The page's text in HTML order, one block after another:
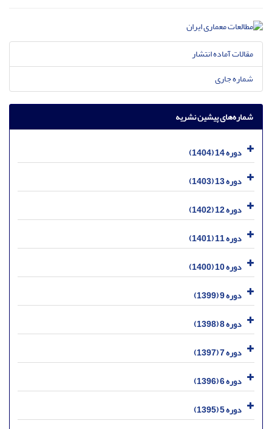
مقالات آماده انتشار
شماره جاری
شماره‌های پیشین نشریه
دوره 14 (1404)
دوره 13 (1403)
دوره 12 (1402)
دوره 11 (1401)
دوره 10 (1400)
دوره 9 (1399)
دوره 8 (1398)
دوره 7 (1397)
دوره 6 (1396)
دوره 5 (1395)